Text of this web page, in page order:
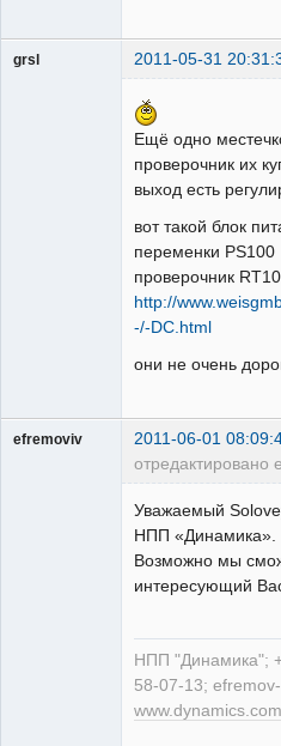
grsl 2011-05-31
Ещё одно
проверочник их
выход есть
вот такой блок
переменки PS100
проверочник
http://
-/-DC.html
они не очень
efremoviv 2011-06-01
отредактировано
Уважаемый
НПП «Динамика».
Возможно мы
интересующий
НПП "Динамика";
58-07-13;